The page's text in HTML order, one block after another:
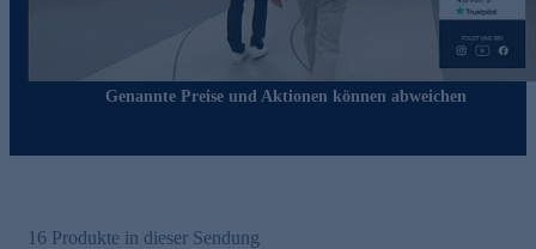
Genannte Preise und Aktionen können abweichen
16 Produkte in dieser Sendung